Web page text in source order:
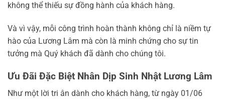
không thể thiếu sự đồng hành của khách hàng.
Và vì vậy, mỗi công trình hoàn thành không chỉ là niềm tự
hào của Lương Lâm mà còn là minh chứng cho sự tin
tưởng mà Quý khách đã dành cho chúng tôi.
Ưu Đãi Đặc Biệt Nhân Dịp Sinh Nhật Lương Lâm
Như một lời tri ân dành cho khách hàng, từ ngày 01/06